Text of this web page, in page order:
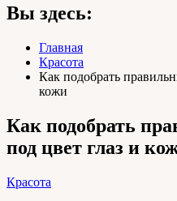
Вы здесь:
Главная
Красота
Как подобрать
кожи
Как подобрать
под цвет глаз и
Красота